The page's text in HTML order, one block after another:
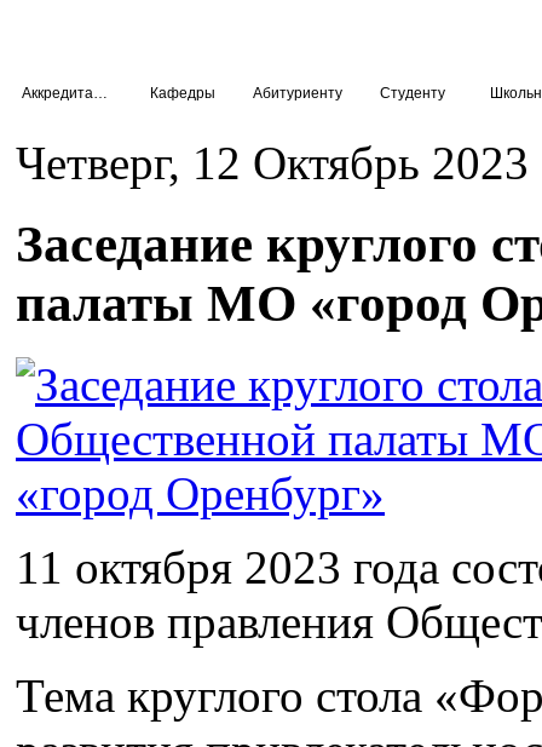
Кафедры Абитуриенту Студенту
Четверг, 12 Октябрь
Заседание круглого
палаты МО «город
11 октября 2023 года
членов правления
Тема круглого стола